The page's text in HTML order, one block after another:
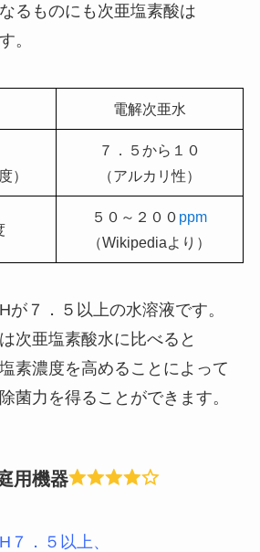
るものにも次亜塩素酸は
。
電解次亜水
）
７．５から１０
（アルカリ性）
５０～２００ ppm
（Wikipediaより）
が７．５以上の水溶液です。
次亜塩素酸水に比べると
素濃度を高めることによって
菌力を得ることができます。
用機器
７．５以上、